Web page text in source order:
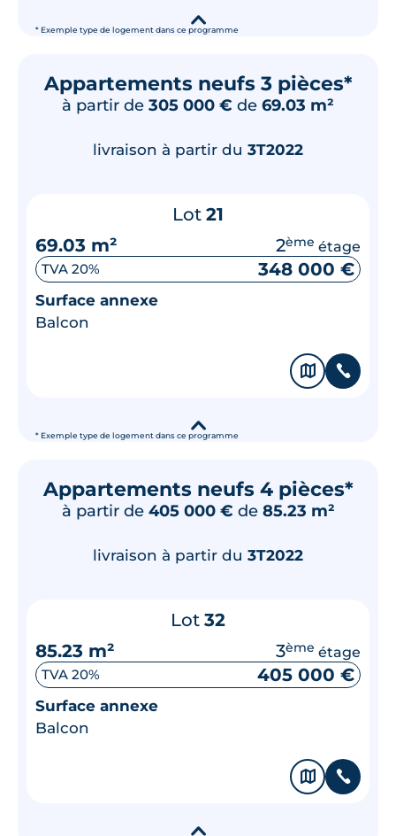
* Exemple type de logement dans ce programme
▾
Appartements neufs 3 pièces*
à partir de 305 000 € de 69.03 m²
* Exemple type de logement dans ce programme
livraison à partir du 3T2022
Lot 21
69.03 m²
2ème étage
TVA 20% 348 000 €
Surface annexe
Balcon
🗞 📞
▾
Appartements neufs 4 pièces*
à partir de 405 000 € de 85.23 m²
livraison à partir du 3T2022
Lot 32
85.23 m²
3ème étage
TVA 20% 405 000 €
Surface annexe
Balcon
🗞 📞
▾